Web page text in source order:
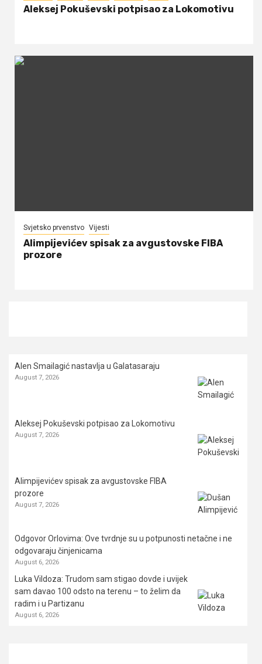
Aleksej Pokuševski potpisao za Lokomotivu
Svjetsko prvenstvo Vijesti
Alimpijevićev spisak za avgustovske FIBA
prozore
Alen Smailagić nastavlja u Galatasaraju
August 7, 2026
Aleksej Pokuševski potpisao za Lokomotivu
August 7, 2026
Alimpijevićev spisak za avgustovske FIBA
prozore
August 7, 2026
Odgovor Orlovima: ​Ove tvrdnje su u potpunosti netačne i ne
odgovaraju činjenicama
August 6, 2026
Luka Vildoza: Trudom sam stigao dovde i uvijek
sam davao 100 odsto na terenu – to želim da
radim i u Partizanu
August 6, 2026